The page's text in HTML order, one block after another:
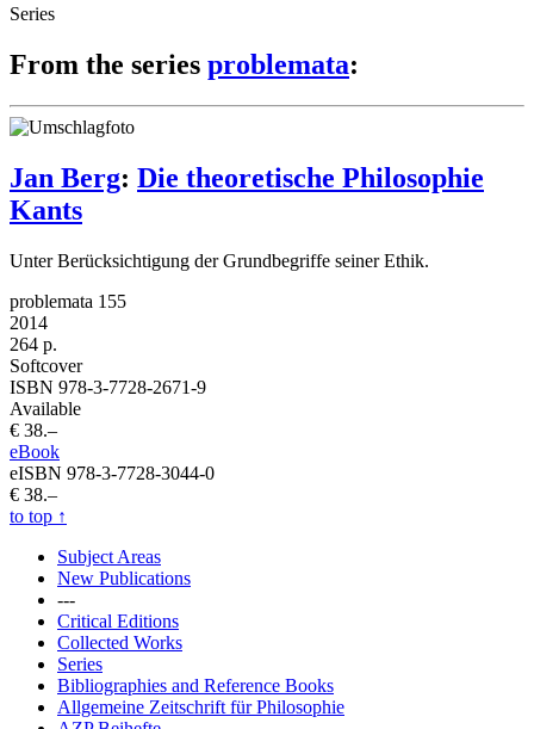
Series
From the series problemata:
Jan Berg: Die theoretische Philosophie
Kants
Unter Berücksichtigung der Grundbegriffe seiner Ethik.
problemata 155
2014
264 p.
Softcover
ISBN 978-3-7728-2671-9
Available
€ 38.–
eBook
eISBN 978-3-7728-3044-0
€ 38.–
to top ↑
Subject Areas
New Publications
---
Critical Editions
Collected Works
Series
Bibliographies and Reference Books
Allgemeine Zeitschrift für Philosophie